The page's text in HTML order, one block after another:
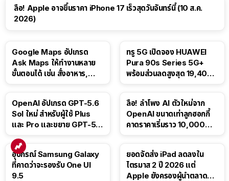
ลือ! Apple อาจขึ้นราคา iPhone 17 เร็วสุดวันจันทร์นี้ (10 ส.ค.
2026)
Google Maps อัปเกรด
Ask Maps ให้ทำงานหลาย
ขั้นตอนได้ เช่น สั่งอาหาร,
ทรู 5G เปิดจอง HUAWEI
Pura 90s Series 5G+
พร้อมส่วนลดสูงสุด 19,400
OpenAI อัปเกรด GPT-5.6
Sol ใหม่ สำหรับผู้ใช้ Plus
และ Pro และขยาย GPT-5.6
ลือ! ลำโพง AI ตัวใหม่จาก
OpenAI ขนาดเท่าลูกฮอกกี้
คาดราคาเริ่มราว 10,000
อุปกรณ์ Samsung Galaxy
ที่คาดว่าจะรองรับ One UI
9.5
ยอดจัดส่ง iPad ลดลงใน
ไตรมาส 2 ปี 2026 แต่
Apple ยังครองผู้นำตลาด